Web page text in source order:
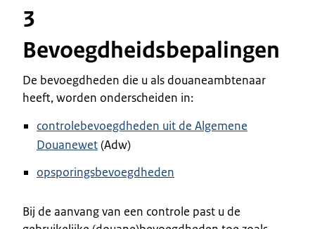
3
Bevoegdheidsbepalingen
De bevoegdheden die u als douaneambtenaar
heeft, worden onderscheiden in:
controlebevoegdheden uit de Algemene
Douanewet(Adw)
opsporingsbevoegdheden
Bij de aanvang van een controle past u de